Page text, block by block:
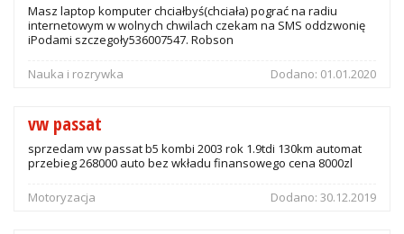
Masz laptop komputer chciałbyś(chciała) pograć na radiu
internetowym w wolnych chwilach czekam na SMS oddzwonię
iPodami szczegoły536007547. Robson
Nauka i rozrywka Dodano: 01.01.2020
vw passat
sprzedam vw passat b5 kombi 2003 rok 1.9tdi 130km automat
przebieg 268000 auto bez wkładu finansowego cena 8000zl
Motoryzacja Dodano: 30.12.2019